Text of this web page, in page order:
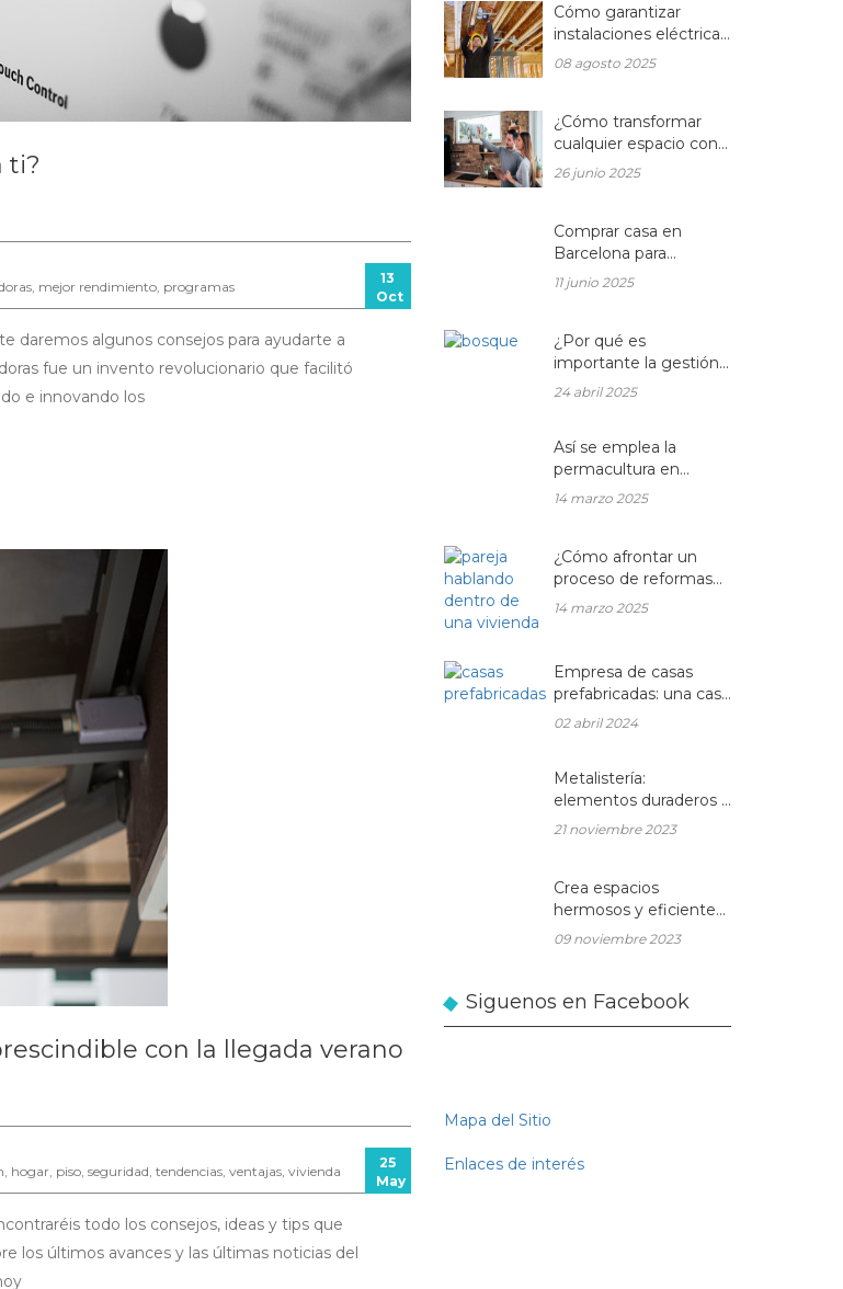
ti?
, mejor rendimiento, programas
13
Oct
daremos algunos consejos para ayudarte a
fue un invento revolucionario que facilitó
e innovando los
con la llegada verano
, hogar, piso, seguridad, tendencias, ventajas, vivienda
25
May
todo los consejos, ideas y tips que
los últimos avances y las últimas noticias del
Cómo garantizar
instalaciones eléctricas
para hogares seguras y
eficientes
08 agosto 2025
¿Cómo transformar
cualquier espacio con
las reformas
integrales?
26 junio 2025
Comprar casa en
Barcelona para
reformar: una
oportunidad rentable
inmobiliario actual
11 junio 2025
¿Por qué es
importante la gestión
forestal para la salud
24 abril 2025
Así se emplea la
permacultura en
balcones y terrazas
14 marzo 2025
¿Cómo afrontar un
proceso de reformas
integrales en una
14 marzo 2025
Empresa de casas
prefabricadas: una casa
a medida y sin esperas
02 abril 2024
Metalistería:
elementos duraderos y
hermosos para sus
21 noviembre 2023
Crea espacios
hermosos y eficientes
en tu hogar con
09 noviembre 2023
Siguenos en Facebook
Mapa del Sitio
Enlaces de interés